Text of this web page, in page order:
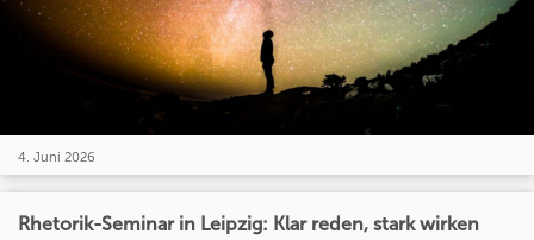
4. Juni 2026
Rhetorik-Seminar in Leipzig: Klar reden, stark wirken